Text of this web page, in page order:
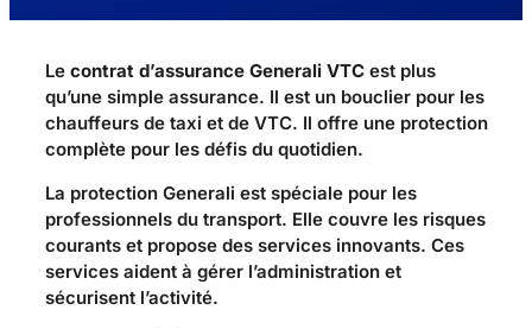
Le contrat d’assurance Generali VTC est plus
qu’une simple assurance. Il est un bouclier pour les
chauffeurs de taxi et de VTC. Il offre une protection
complète pour les défis du quotidien.
La protection Generali est spéciale pour les
professionnels du transport. Elle couvre les risques
courants et propose des services innovants. Ces
services aident à gérer l’administration et
sécurisent l’activité.